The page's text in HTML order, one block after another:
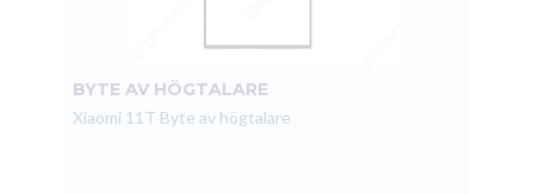
BYTE AV HÖGTALARE
Xiaomi 11T Byte av högtalare